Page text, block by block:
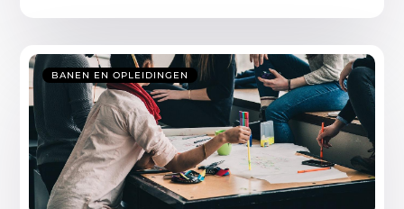
BANEN EN OPLEIDINGEN